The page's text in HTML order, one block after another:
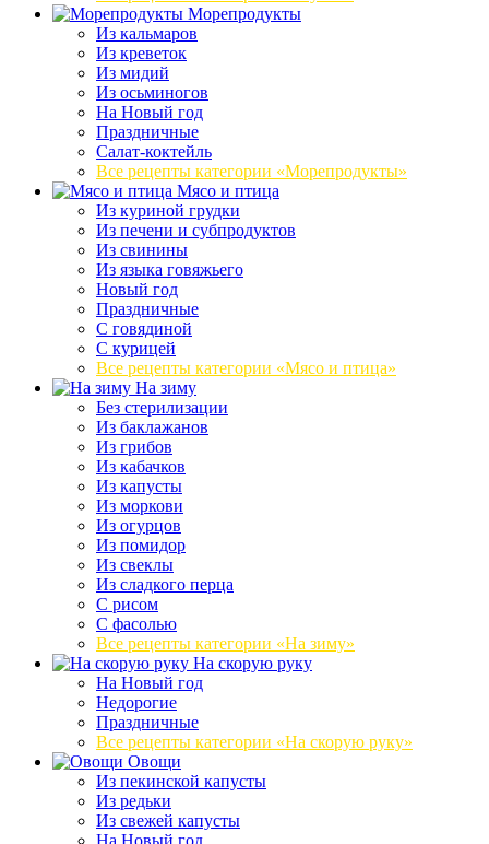
Морепродукты
Из кальмаров
Из креветок
Из мидий
Из осьминогов
На Новый год
Праздничные
Салат-коктейль
Все рецепты категории «Морепродукты»
Мясо и птица
Из куриной грудки
Из печени и субпродуктов
Из свинины
Из языка говяжьего
Новый год
Праздничные
С говядиной
С курицей
Все рецепты категории «Мясо и птица»
На зиму
Без стерилизации
Из баклажанов
Из грибов
Из кабачков
Из капусты
Из моркови
Из огурцов
Из помидор
Из свеклы
Из сладкого перца
С рисом
С фасолью
Все рецепты категории «На зиму»
На скорую руку
На Новый год
Недорогие
Праздничные
Все рецепты категории «На скорую руку»
Овощи
Из пекинской капусты
Из редьки
Из свежей капусты
На Новый год